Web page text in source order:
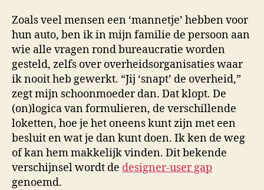
Zoals veel mensen een ‘mannetje’ hebben voor
hun auto, ben ik in mijn familie de persoon aan
wie alle vragen rond bureaucratie worden
gesteld, zelfs over overheidsorganisaties waar
ik nooit heb gewerkt. “Jij ‘snapt’ de overheid,”
zegt mijn schoonmoeder dan. Dat klopt. De
(on)logica van formulieren, de verschillende
loketten, hoe je het oneens kunt zijn met een
besluit en wat je dan kunt doen. Ik ken de weg
of kan hem makkelijk vinden. Dit bekende
verschijnsel wordt de designer-user gap
genoemd.